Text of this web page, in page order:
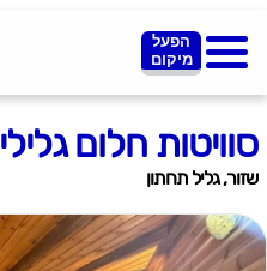
הפעל
מיקום
סוויטות חלום גלילי
שזור, גליל תחתון